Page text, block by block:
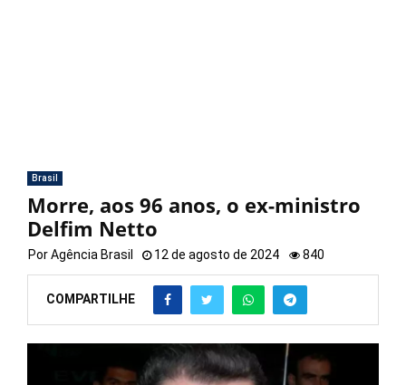
Brasil
Morre, aos 96 anos, o ex-ministro
Delfim Netto
PorAgência Brasil 12 de agosto de 2024 840
COMPARTILHE